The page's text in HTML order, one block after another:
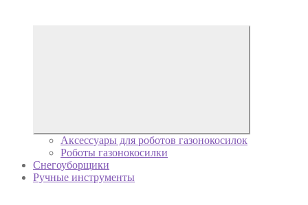
Аксессуары для роботов газонокосилок
Роботы газонокосилки
Снегоуборщики
Ручные инструменты